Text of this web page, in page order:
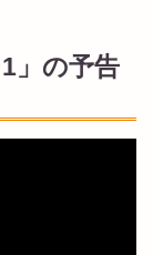
」の予告